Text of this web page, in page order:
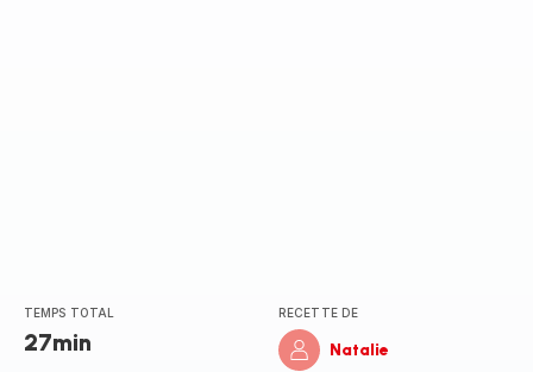
TEMPS TOTAL
27min
RECETTE DE
Natalie